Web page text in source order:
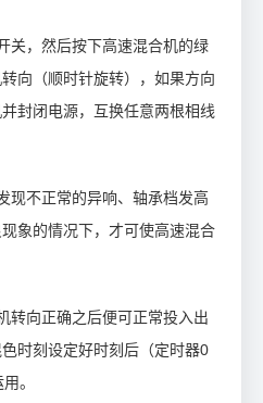
关，然后按下高速混合机的绿
向（顺时针旋转），如果方向
封闭电源，互换任意两根相线
现不正常的异响、轴承档发高
象的情况下，才可使高速混合
转向正确之后便可正常投入出
时刻设定好时刻后（定时器0
。